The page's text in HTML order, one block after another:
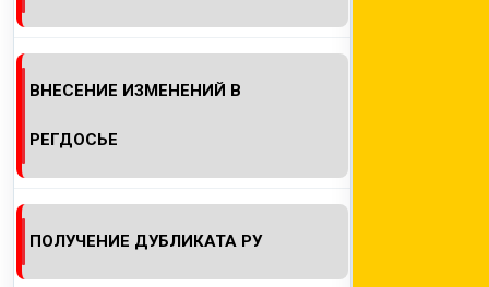
ВНЕСЕНИЕ ИЗМЕНЕНИЙ В
РЕГДОСЬЕ
ПОЛУЧЕНИЕ ДУБЛИКАТА РУ